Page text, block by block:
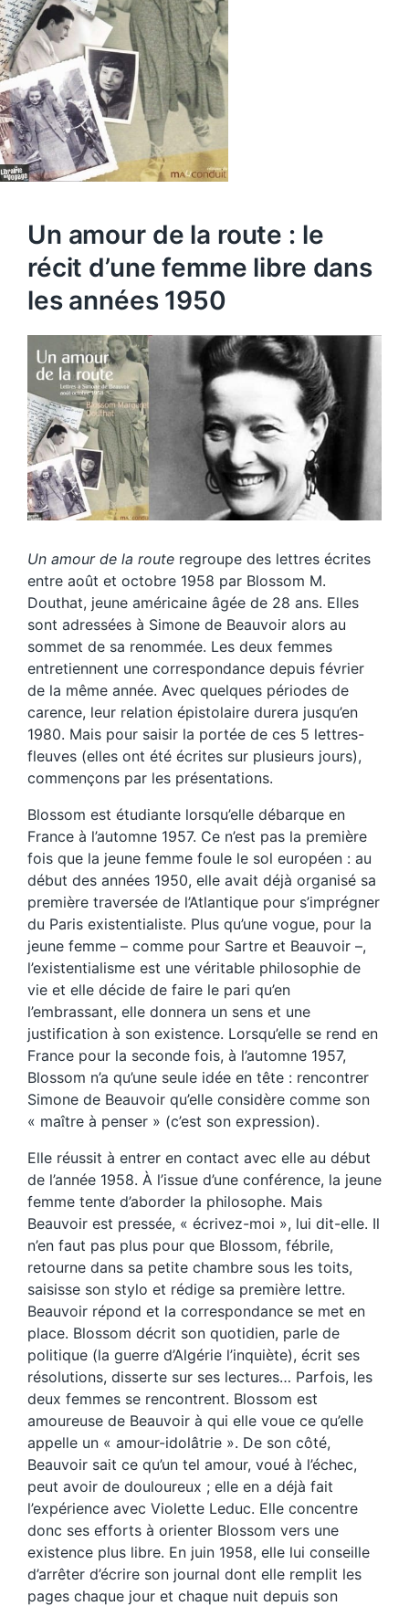
Un amour de la route : le
récit d’une femme libre dans
les années 1950
Un amour de la route regroupe des lettres écrites
entre août et octobre 1958 par Blossom M.
Douthat, jeune américaine âgée de 28 ans. Elles
sont adressées à Simone de Beauvoir alors au
sommet de sa renommée. Les deux femmes
entretiennent une correspondance depuis février
de la même année. Avec quelques périodes de
carence, leur relation épistolaire durera jusqu’en
1980. Mais pour saisir la portée de ces 5 lettres-
fleuves (elles ont été écrites sur plusieurs jours),
commençons par les présentations.
Blossom est étudiante lorsqu’elle débarque en
France à l’automne 1957. Ce n’est pas la première
fois que la jeune femme foule le sol européen : au
début des années 1950, elle avait déjà organisé sa
première traversée de l’Atlantique pour s’imprégner
du Paris existentialiste. Plus qu’une vogue, pour la
jeune femme – comme pour Sartre et Beauvoir –,
l’existentialisme est une véritable philosophie de
vie et elle décide de faire le pari qu’en
l’embrassant, elle donnera un sens et une
justification à son existence. Lorsqu’elle se rend en
France pour la seconde fois, à l’automne 1957,
Blossom n’a qu’une seule idée en tête : rencontrer
Simone de Beauvoir qu’elle considère comme son
« maître à penser » (c’est son expression).
Elle réussit à entrer en contact avec elle au début
de l’année 1958. À l’issue d’une conférence, la jeune
femme tente d’aborder la philosophe. Mais
Beauvoir est pressée, « écrivez-moi », lui dit-elle. Il
n’en faut pas plus pour que Blossom, fébrile,
retourne dans sa petite chambre sous les toits,
saisisse son stylo et rédige sa première lettre.
Beauvoir répond et la correspondance se met en
place. Blossom décrit son quotidien, parle de
politique (la guerre d’Algérie l’inquiète), écrit ses
résolutions, disserte sur ses lectures… Parfois, les
deux femmes se rencontrent. Blossom est
amoureuse de Beauvoir à qui elle voue ce qu’elle
appelle un « amour-idolâtrie ». De son côté,
Beauvoir sait ce qu’un tel amour, voué à l’échec,
peut avoir de douloureux ; elle en a déjà fait
l’expérience avec Violette Leduc. Elle concentre
donc ses efforts à orienter Blossom vers une
existence plus libre. En juin 1958, elle lui conseille
d’arrêter d’écrire son journal dont elle remplit les
pages chaque jour et chaque nuit depuis son